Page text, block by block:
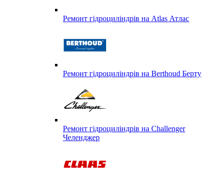
Ремонт гідроциліндрів на Atlas Атлас
Ремонт гідроциліндрів на Berthoud Берту
Ремонт гідроциліндрів на Challenger
Челенджер